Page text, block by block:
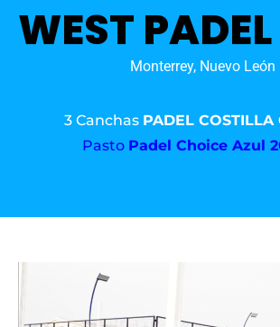
WEST PADEL
Monterrey, Nuevo León
3 Canchas PADEL COSTILLA
Pasto Padel Choice Azul